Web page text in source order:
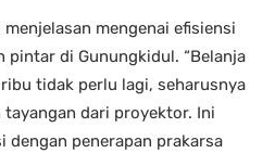
mengenai efisiensi
pintar di Gunungkidul. “Belanja
tidak perlu lagi, seharusnya
dari proyektor. Ini
dengan penerapan prakarsa